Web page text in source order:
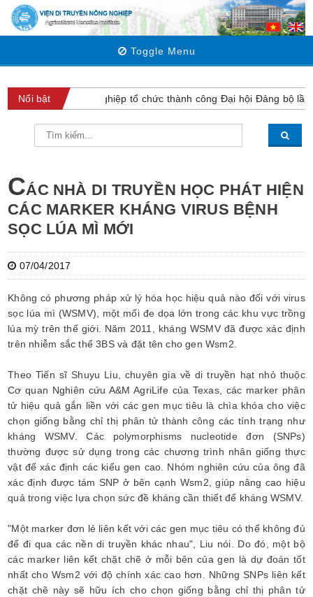
Toggle Menu
Nổi bật
Di truyền Nông nghiệp tổ chức thành công Đại hội Đảng bộ lần
CÁC NHÀ DI TRUYỀN HỌC PHÁT HIỆN
CÁC MARKER KHÁNG VIRUS BỆNH
SỌC LÚA MÌ MỚI
07/04/2017
Không có phương pháp xử lý hóa học hiệu quả nào đối với virus
sọc lúa mì (WSMV), một mối đe dọa lớn trong các khu vực trồng
lúa mỳ trên thế giới. Năm 2011, kháng WSMV đã được xác định
trên nhiễm sắc thể 3BS và đặt tên cho gen Wsm2.
Theo Tiến sĩ Shuyu Liu, chuyên gia về di truyền hạt nhỏ thuộc
Cơ quan Nghiên cứu A&M AgriLife của Texas, các marker phân
tử hiệu quả gắn liền với các gen mục tiêu là chìa khóa cho việc
chọn giống bằng chỉ thị phân tử thành công các tính trạng như
kháng WSMV. Các polymorphisms nucleotide đơn (SNPs)
thường được sử dụng trong các chương trình nhân giống thực
vật để xác định các kiểu gen cao. Nhóm nghiên cứu của ông đã
xác định được tám SNP ở bên cạnh Wsm2, giúp nâng cao hiệu
quả trong việc lựa chọn sức đề kháng cần thiết để kháng WSMV.
"Một marker đơn lẻ liên kết với các gen mục tiêu có thể không đủ
để đi qua các nền di truyền khác nhau", Liu nói. Do đó, một bộ
các marker liên kết chặt chẽ ở mỗi bên của gen là dự đoán tốt
nhất cho Wsm2 với độ chính xác cao hơn. Những SNPs liên kết
chặt chẽ này sẽ hữu ích cho chọn giống bằng chỉ thị phân tử